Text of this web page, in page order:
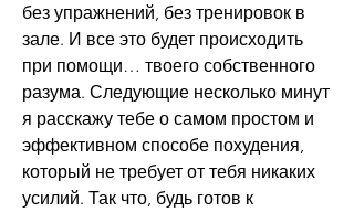
без упражнений, без тренировок в
зале. И все это будет происходить
при помощи… твоего собственного
разума. Следующие несколько минут
я расскажу тебе о самом простом и
эффективном способе похудения,
который не требует от тебя никаких
усилий. Так что, будь готов к